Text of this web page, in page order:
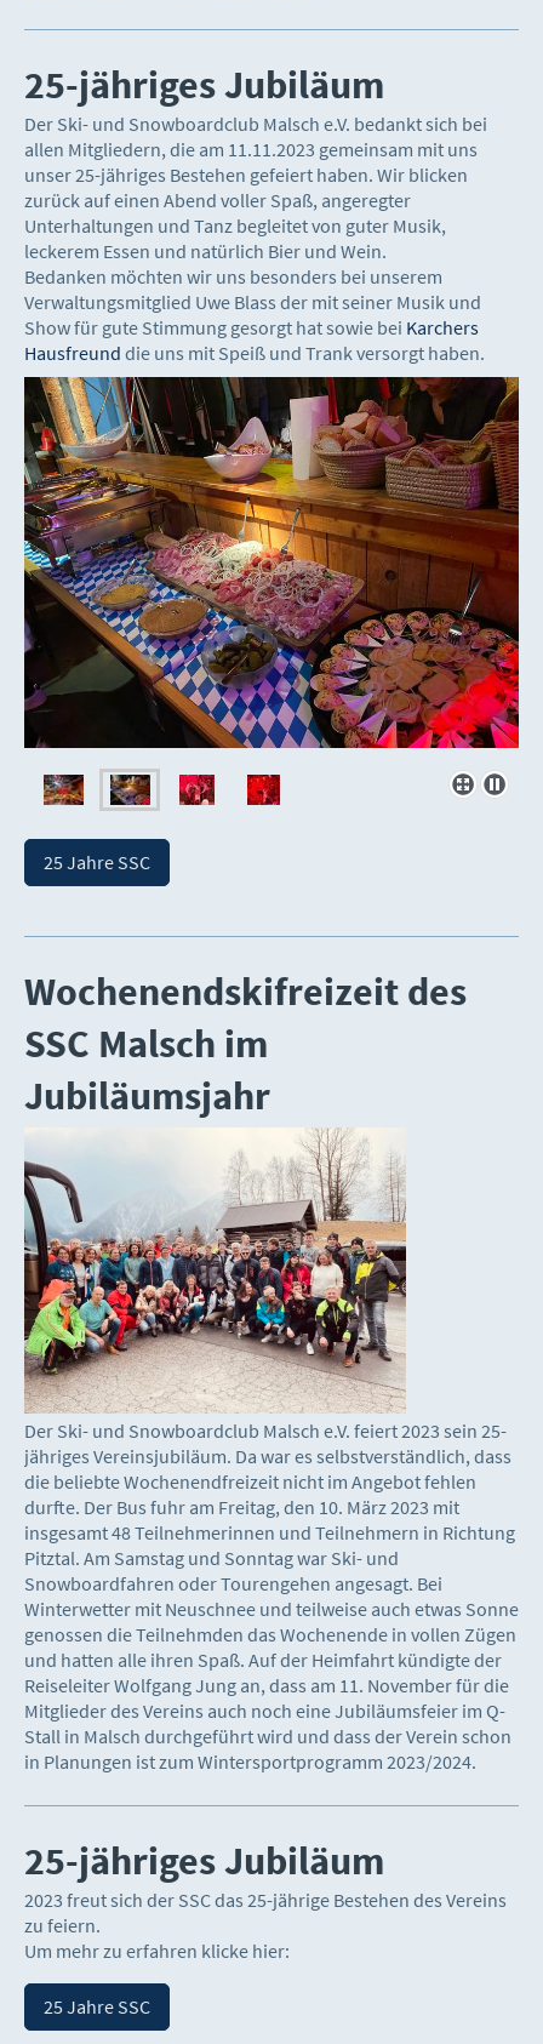
25-jähriges Jubiläum
Der Ski- und Snowboardclub Malsch e.V. bedankt sich bei
allen Mitgliedern, die am 11.11.2023 gemeinsam mit uns
unser 25-jähriges Bestehen gefeiert haben. Wir blicken
zurück auf einen Abend voller Spaß, angeregter
Unterhaltungen und Tanz begleitet von guter Musik,
leckerem Essen und natürlich Bier und Wein.
Bedanken möchten wir uns besonders bei unserem
Verwaltungsmitglied Uwe Blass der mit seiner Musik und
Show für gute Stimmung gesorgt hat sowie bei Karchers
Hausfreund die uns mit Speiß und Trank versorgt haben.
25 Jahre SSC
Wochenendskifreizeit des
SSC Malsch im
Jubiläumsjahr
Der Ski- und Snowboardclub Malsch e.V. feiert 2023 sein 25-
jähriges Vereinsjubiläum. Da war es selbstverständlich, dass
die beliebte Wochenendfreizeit nicht im Angebot fehlen
durfte. Der Bus fuhr am Freitag, den 10. März 2023 mit
insgesamt 48 Teilnehmerinnen und Teilnehmern in Richtung
Pitztal. Am Samstag und Sonntag war Ski- und
Snowboardfahren oder Tourengehen angesagt. Bei
Winterwetter mit Neuschnee und teilweise auch etwas Sonne
genossen die Teilnehmden das Wochenende in vollen Zügen
und hatten alle ihren Spaß. Auf der Heimfahrt kündigte der
Reiseleiter Wolfgang Jung an, dass am 11. November für die
Mitglieder des Vereins auch noch eine Jubiläumsfeier im Q-
Stall in Malsch durchgeführt wird und dass der Verein schon
in Planungen ist zum Wintersportprogramm 2023/2024.
25-jähriges Jubiläum
2023 freut sich der SSC das 25-jährige Bestehen des Vereins
zu feiern.
Um mehr zu erfahren klicke hier:
25 Jahre SSC